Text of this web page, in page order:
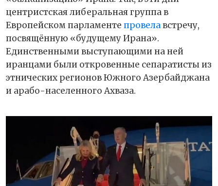
центристская либеральная группа в
Европейском парламенте провелавстречу,
посвящённую «будущему Ирана».
Единственными выступающими на ней
иранцами были откровенные сепаратисты из
этнических регионов Южного Азербайджана
и арабо-населенного Ахваза.